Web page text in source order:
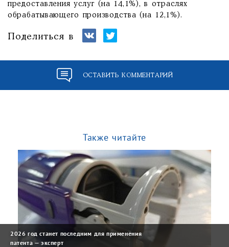
предоставления услуг (на 14,1%), в отраслях
обрабатывающего производства (на 12,1%).
Поделиться в
ОСТАВИТЬ КОММЕНТАРИЙ
Также читайте
2026 год станет последним для применения
патента — эксперт